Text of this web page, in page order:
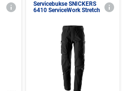
Servicebukse SNICKERS
6410 ServiceWork Stretch